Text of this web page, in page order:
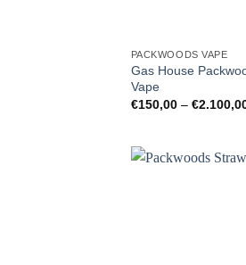
PACKWOODS VAPE
Gas House
Vape
€150,00 – €